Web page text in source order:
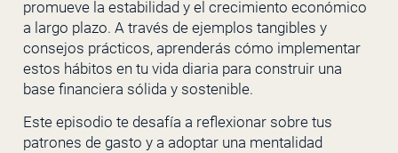
promueve la estabilidad y el crecimiento económico
a largo plazo. A través de ejemplos tangibles y
consejos prácticos, aprenderás cómo implementar
estos hábitos en tu vida diaria para construir una
base financiera sólida y sostenible.
Este episodio te desafía a reflexionar sobre tus
patrones de gasto y a adoptar una mentalidad